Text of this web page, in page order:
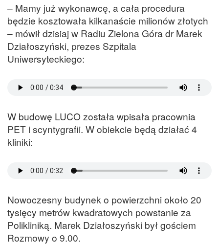
– Mamy już wykonawcę, a cała procedura
będzie kosztowała kilkanaście milionów złotych
– mówił dzisiaj w Radiu Zielona Góra dr Marek
Działoszyński, prezes Szpitala
Uniwersyteckiego:
W budowę LUCO została wpisała pracownia
PET i scyntygrafii. W obiekcie będą działać 4
kliniki:
Nowoczesny budynek o powierzchni około 20
tysięcy metrów kwadratowych powstanie za
Polikliniką. Marek Działoszyński był gościem
Rozmowy o 9.00.